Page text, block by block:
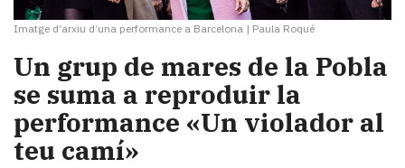
Imatge d’arxiu d’una performance a Barcelona | Paula Roqué
Un grup de mares de la Pobla
se suma a reproduir la
performance «Un violador al
teu camí»